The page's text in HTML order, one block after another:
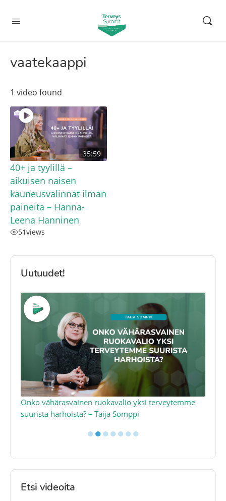
vaatekaappi
1 video found
35:59
40+ ja tyylillä –
aikuisen naisen
kauneusvalinnat ilman
paineita – Hanna-
Leena Hanninen
51views
Uutuudet!
Onko vähärasvainen ruokavalio yksi terveytemme
suurista harhoista? – Taija Somppi
●●●●●●●
Etsi videoita